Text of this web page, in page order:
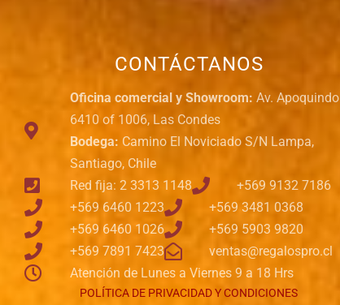
CONTÁCTANOS
Oficina comercial y Showroom: Av. Apoquindo
6410 of 1006, Las Condes
Bodega: Camino El Noviciado S/N Lampa,
Santiago, Chile
Red fija: 2 3313 1148
+569 9132 7186
+569 6460 1223
+569 3481 0368
+569 6460 1026
+569 5903 9820
+569 7891 7423
ventas@regalospro.cl
Atención de Lunes a Viernes 9 a 18 Hrs
POLÍTICA DE PRIVACIDAD Y CONDICIONES